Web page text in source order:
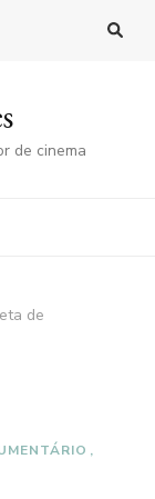
de cinema
de